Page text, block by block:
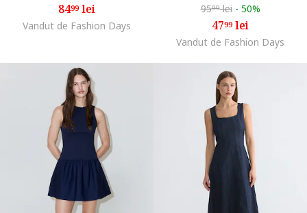
8499lei
Vandut de Fashion Days
9599lei - 50%
4799lei
Vandut de Fashion Days